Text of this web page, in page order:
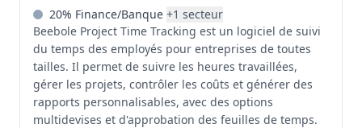
20% Finance/Banque +1 secteur
Beebole Project Time Tracking est un logiciel de suivi
du temps des employés pour entreprises de toutes
tailles. Il permet de suivre les heures travaillées,
gérer les projets, contrôler les coûts et générer des
rapports personnalisables, avec des options
multidevises et d'approbation des feuilles de temps.